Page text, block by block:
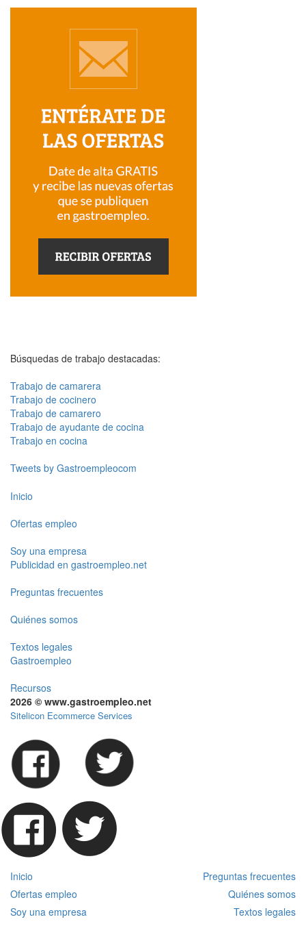
Búsquedas de trabajo destacadas:
Trabajo de camarera
Trabajo de cocinero
Trabajo de camarero
Trabajo de ayudante de cocina
Trabajo en cocina
Tweets by Gastroempleocom
Inicio
Ofertas empleo
Soy una empresa
Publicidad en gastroempleo.net
Preguntas frecuentes
Quiénes somos
Textos legales
Gastroempleo
Recursos
2026 © www.gastroempleo.net
Sitelicon Ecommerce Services
Inicio
Preguntas frecuentes
Ofertas empleo
Quiénes somos
Soy una empresa
Textos legales